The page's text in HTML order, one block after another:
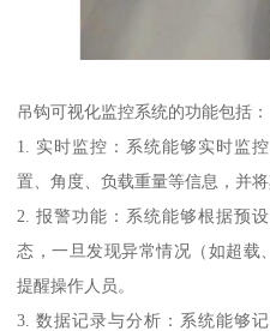
吊钩可视化监控系统的功能包括：
1. 实时监控：系统能够实时监
置、角度、负载重量等信息，并
2. 报警功能：系统能够根据预
态，一旦发现异常情况（如超载
提醒操作人员。
3. 数据记录与分析：系统能够